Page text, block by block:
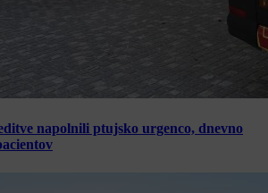
napolnili ptujsko urgenco, dnevno